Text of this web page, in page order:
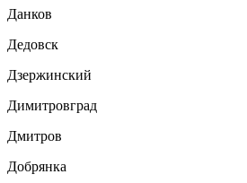
Данков
Дедовск
Дзержинский
Димитровград
Дмитров
Добрянка